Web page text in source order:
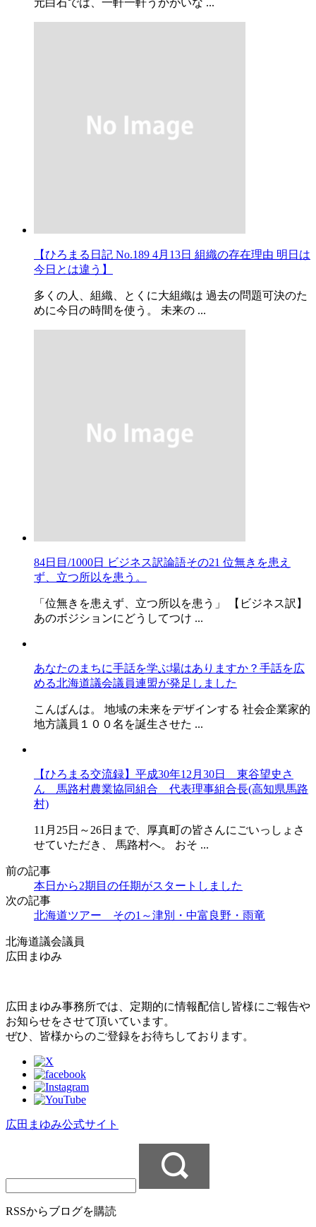
【ひろまる日記 No.189 4月13日 組織の存在理由 明日は
今日とは違う】
多くの人、組織、とくに大組織は 過去の問題可決のた
めに今日の時間を使う。 未来の ...
84日目/1000日 ビジネス訳論語その21 位無きを患え
ず、立つ所以を患う。
「位無きを患えず、立つ所以を患う」 【ビジネス訳】
あのボジションにどうしてつけ ...
あなたのまちに手話を学ぶ場はありますか？手話を広
める北海道議会議員連盟が発足しました
こんばんは。 地域の未来をデザインする 社会企業家的
地方議員１００名を誕生させた ...
【ひろまる交流録】平成30年12月30日 東谷望史さ
ん 馬路村農業協同組合 代表理事組合長(高知県馬路
村)
11月25日～26日まで、厚真町の皆さんにごいっしょさ
せていただき、 馬路村へ。 おそ ...
前の記事
本日から2期目の任期がスタートしました
次の記事
北海道ツアー その1～津別・中富良野・雨竜
北海道議会議員
広田まゆみ
広田まゆみ事務所では、定期的に情報配信し皆様にご報告や
お知らせをさせて頂いています。
ぜひ、皆様からのご登録をお待ちしております。
広田まゆみ公式サイト
RSSからブログを購読